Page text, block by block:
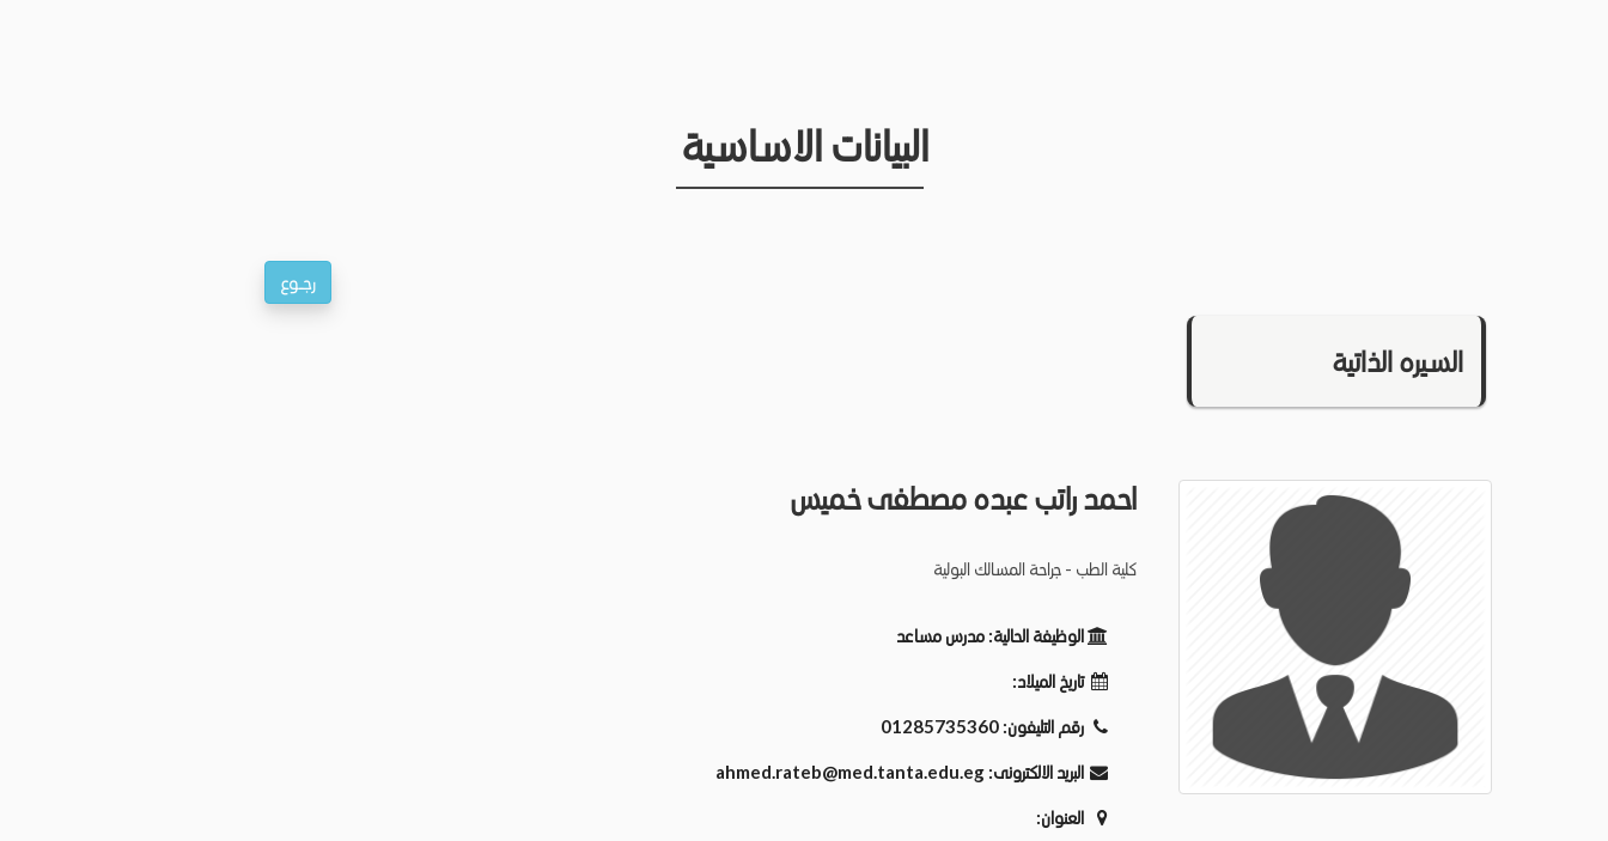
البيانات الاساسية
السيره الذاتية
احمد راتب عبده مصطفى خميس
كلية الطب - جراحة المسالك البولية
الوظيفة الحالية:مدرس مساعد
تاريخ الميلاد:
رقم التليفون:01285735360
البريد الالكترونى: ahmed.rateb@med.tanta.edu.eg
العنوان: